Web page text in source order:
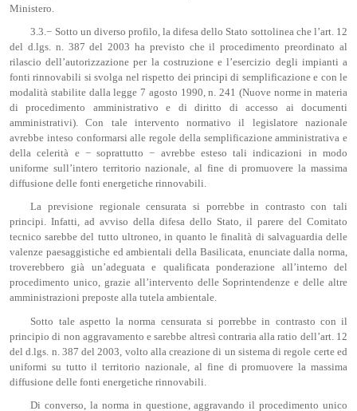
Ministero.
3.3.− Sotto un diverso profilo, la difesa dello Stato sottolinea che l’art. 12
del d.lgs. n. 387 del 2003 ha previsto che il procedimento preordinato al
rilascio dell’autorizzazione per la costruzione e l’esercizio degli impianti a
fonti rinnovabili si svolga nel rispetto dei principi di semplificazione e con le
modalità stabilite dalla legge 7 agosto 1990, n. 241 (Nuove norme in materia
di procedimento amministrativo e di diritto di accesso ai documenti
amministrativi). Con tale intervento normativo il legislatore nazionale
avrebbe inteso conformarsi alle regole della semplificazione amministrativa e
della celerità e − soprattutto − avrebbe esteso tali indicazioni in modo
uniforme sull’intero territorio nazionale, al fine di promuovere la massima
diffusione delle fonti energetiche rinnovabili.
La previsione regionale censurata si porrebbe in contrasto con tali
principi. Infatti, ad avviso della difesa dello Stato, il parere del Comitato
tecnico sarebbe del tutto ultroneo, in quanto le finalità di salvaguardia delle
valenze paesaggistiche ed ambientali della Basilicata, enunciate dalla norma,
troverebbero già un’adeguata e qualificata ponderazione all’interno del
procedimento unico, grazie all’intervento delle Soprintendenze e delle altre
amministrazioni preposte alla tutela ambientale.
Sotto tale aspetto la norma censurata si porrebbe in contrasto con il
principio di non aggravamento e sarebbe altresì contraria alla ratio dell’art. 12
del d.lgs. n. 387 del 2003, volto alla creazione di un sistema di regole certe ed
uniformi su tutto il territorio nazionale, al fine di promuovere la massima
diffusione delle fonti energetiche rinnovabili.
Di converso, la norma in questione, aggravando il procedimento unico